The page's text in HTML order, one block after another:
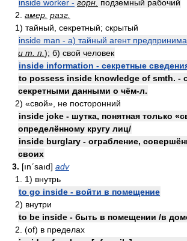
inside worker - горн. подземный рабочий
2. амер. разг.
1) тайный, секретный; скрытый
inside man - а) тайный агент
и т. п. ); б) свой человек
inside information - секретные
to possess inside knowledge of smth. -
секретными данными о чём-л.
2) «свой», не посторонний
inside joke - шутка, понятная только
определённому кругу лиц/
inside burglary - ограбление,
своих
3. [ınʹsaıd] adv
1. 1) внутрь
to go inside - войти в помещение
2) внутри
to be inside - быть в помещении /в
2. (of) в пределах